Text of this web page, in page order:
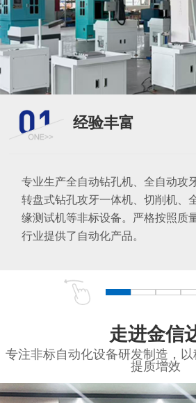
经验丰富
专业生产全自动钻孔机、全自动攻
转盘式钻孔攻牙一体机、切削机、
缘测试机等非标设备。严格按照质
行业提供了自动化产品。
走进金信
专注非标自动化设备研发制造，
提质增效